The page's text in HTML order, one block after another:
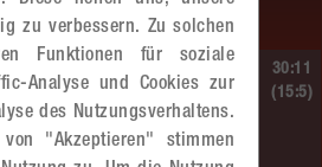
–
30:11
(15:5)
zu verbessern. Zu solchen
Funktionen für soziale
Analyse und Cookies zur
des Nutzungsverhaltens.
"Akzeptieren" stimmen